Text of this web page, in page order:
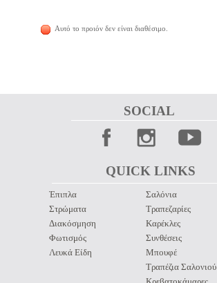
Αυτό το προιόν δεν είναι διαθέσιμο.
QUICK LINKS
SOCIAL
Έπιπλα
Στρώματα
Διακόσμηση
Φωτισμός
Λευκά Είδη
Σαλόνια
Τραπεζαρίες
Καρέκλες
Συνθέσεις
Μπουφέ
Τραπέζια Σαλονιού